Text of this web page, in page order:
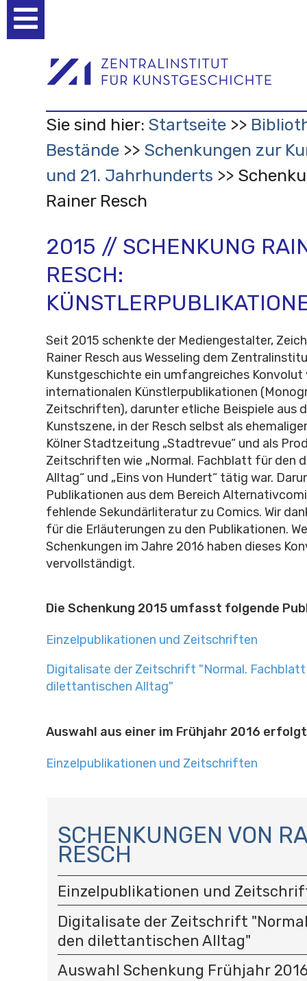
Werkzeuge
Sie sind hier: Startseite
Bestände
Schenkungen zur
und 21. Jahrhunderts
Rainer Resch
2015 // SCHENKUNG
RESCH:
Seit 2015 schenkte der Mediengestalter,
Rainer Resch aus Wesseling dem
Kunstgeschichte ein umfangreiches Konvolut
internationalen Künstlerpublikationen
Zeitschriften), darunter etliche Beispiele aus
Kunstszene, in der Resch selbst als
Kölner Stadtzeitung „Stadtrevue“ und als
Zeitschriften wie „Normal. Fachblatt für den
Alltag“ und „Eins von Hundert“ tätig war.
Publikationen aus dem Bereich
fehlende Sekundärliteratur zu Comics. Wir
für die Erläuterungen zu den Publikationen.
Schenkungen im Jahre 2016 haben dieses
vervollständigt.
Die Schenkung 2015 umfasst folgende
Einzelpublikationen und Zeitschriften
Digitalisate der Zeitschrift "Normal.
dilettantischen Alltag"
Auswahl aus einer im Frühjahr 2016
Einzelpublikationen und Zeitschriften
A
V
I
G
A
T
I
O
N
SCHENKUNGEN VON
RESCH
Einzelpublikationen und
Digitalisate der Zeitschrift
den dilettantischen Alltag"
Auswahl Schenkung Frühjahr